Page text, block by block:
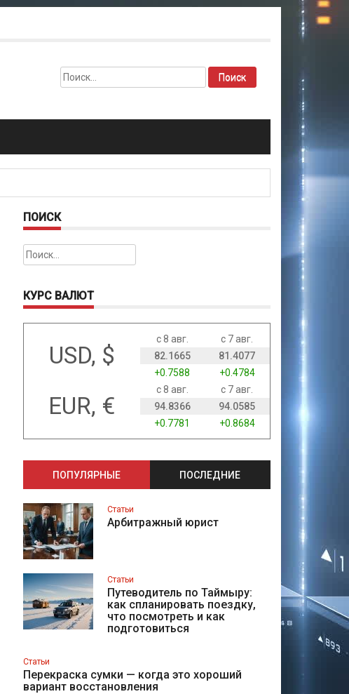
Найти:
ПОИСК
Найти:
КУРС ВАЛЮТ
USD, $
с 8 авг.
с 7 авг.
82.1665
81.4077
+0.7588
+0.4784
EUR, €
с 8 авг.
с 7 авг.
94.8366
94.0585
+0.7781
+0.8684
ПОПУЛЯРНЫЕ ПОСЛЕДНИЕ
Статьи
Арбитражный юрист
Статьи
Путеводитель по Таймыру:
как спланировать поездку,
что посмотреть и как
подготовиться
Статьи
Перекраска сумки — когда это хороший
вариант восстановления